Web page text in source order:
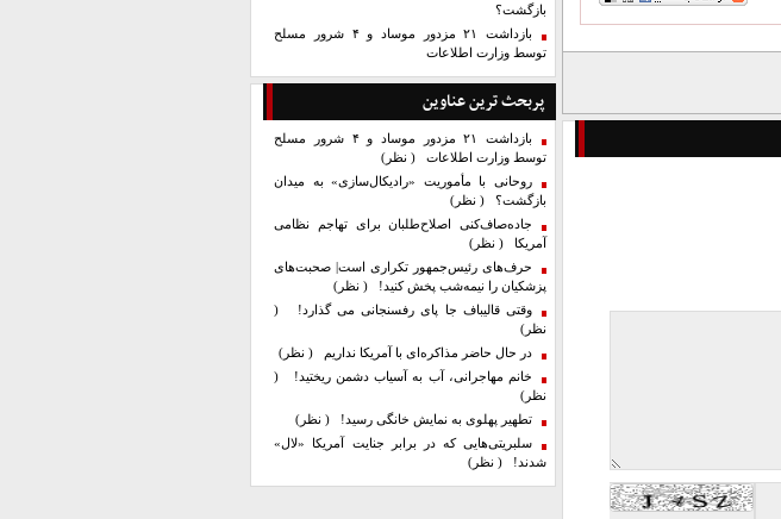
بازگشت؟
بازداشت ۲۱ مزدور موساد و ۴ شرور مسلح
توسط وزارت اطلاعات
پربحث ترین عناوین
بازداشت ۲۱ مزدور موساد و ۴ شرور مسلح
توسط وزارت اطلاعات ( نظر)
روحانی با مأموریت «رادیکال‌سازی» به میدان
بازگشت؟ ( نظر)
جاده‌صاف‌کنی اصلاح‌طلبان برای تهاجم نظامی
آمریکا ( نظر)
حرف‌های رئیس‌جمهور تکراری است| صحبت‌های
پزشکیان را نیمه‌شب پخش کنید! ( نظر)
وقتی قالیباف جا پای رفسنجانی می گذارد! (
نظر)
در حال حاضر مذاکره‌ای با آمریکا نداریم ( نظر)
خانم مهاجرانی، آب به آسیاب دشمن ریختید! (
نظر)
تطهیر پهلوی به نمایش خانگی رسید! ( نظر)
سلبریتی‌هایی که در برابر جنایت آمریکا «لال»
شدند! ( نظر)